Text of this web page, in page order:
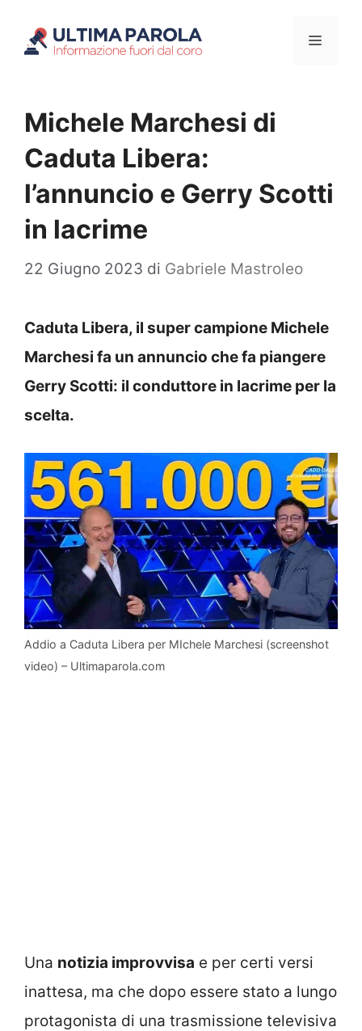
Menu
Michele Marchesi di
Caduta Libera:
l’annuncio e Gerry Scotti
in lacrime
22 Giugno 2023 di Gabriele Mastroleo
Caduta Libera, il super campione Michele
Marchesi fa un annuncio che fa piangere
Gerry Scotti: il conduttore in lacrime per la
scelta.
Addio a Caduta Libera per MIchele Marchesi (screenshot
video) – Ultimaparola.com
Una notizia improvvisa e per certi versi
inattesa, ma che dopo essere stato a lungo
protagonista di una trasmissione televisiva